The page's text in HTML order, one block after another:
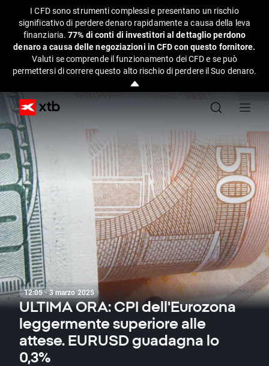
I CFD sono strumenti complessi e presentano un rischio
significativo di perdere denaro rapidamente a causa della leva
finanziaria.77% di conti di investitori al dettaglio perdono
denaro a causa delle negoziazioni in CFD con questo fornitore.
Valuti se comprende il funzionamento dei CFD e se può
permettersi di correre questo alto rischio di perdere il Suo denaro.
12:05 · 3 marzo 2025
ULTIMA ORA: CPI dell'Eurozona
leggermente superiore alle
attese. EURUSD guadagna lo
0,3%